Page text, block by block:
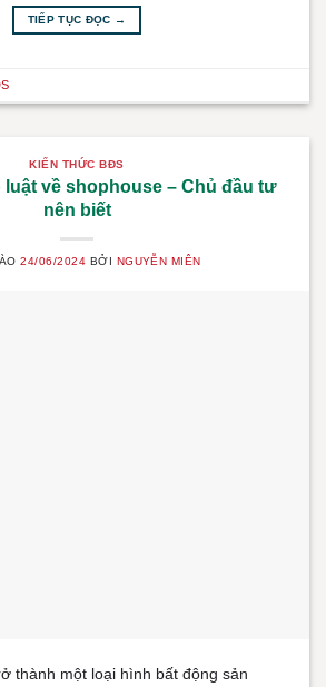
TIẾP TỤC ĐỌC →
KIẾN THỨC BĐS
luật về shophouse – Chủ đầu tư
nên biết
24/06/2024 BỞI NGUYỄN MIÊN
thành một loại hình bất động sản